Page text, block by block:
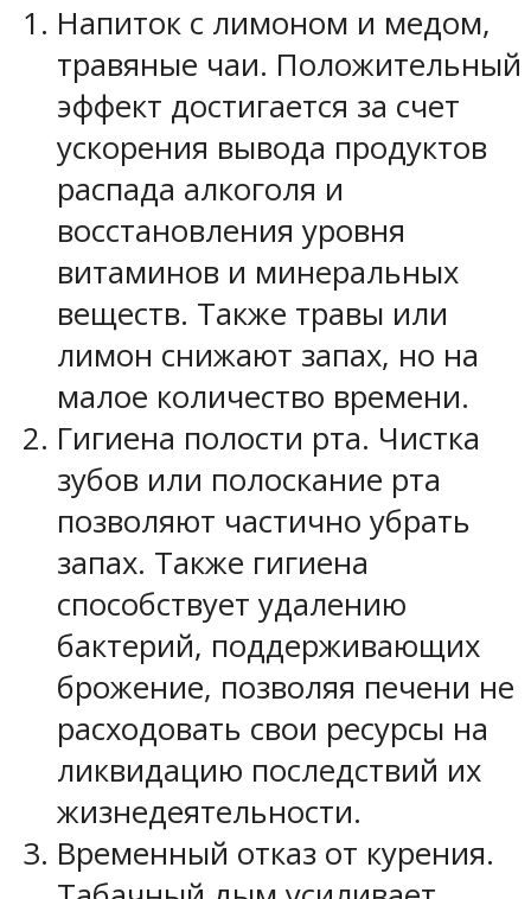
Напиток с лимоном и медом,
травяные чаи. Положительный
эффект достигается за счет
ускорения вывода продуктов
распада алкоголя и
восстановления уровня
витаминов и минеральных
веществ. Также травы или
лимон снижают запах, но на
малое количество времени.
Гигиена полости рта. Чистка
зубов или полоскание рта
позволяют частично убрать
запах. Также гигиена
способствует удалению
бактерий, поддерживающих
брожение, позволяя печени не
расходовать свои ресурсы на
ликвидацию последствий их
жизнедеятельности.
Временный отказ от курения.